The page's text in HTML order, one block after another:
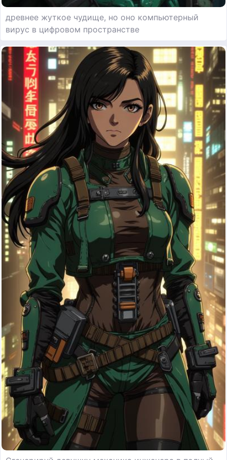
древнее жуткое чудище, но оно компьютерный
вирус в цифровом пространстве